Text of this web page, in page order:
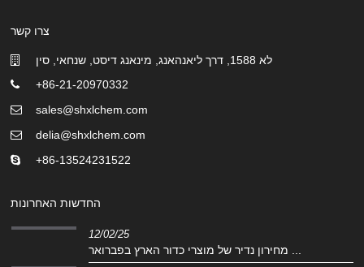
צרו קשר
לא 1588, דרך ליאנהאנג, מינאנג דיסט, שנחאי, סין
+86-21-20970332
sales@shxlchem.com
delia@shxlchem.com
+86-13524231522
החדשות האחרונות
12/02/25
מחירון נדיר של מוצרי כדור הארץ בפברואר ...